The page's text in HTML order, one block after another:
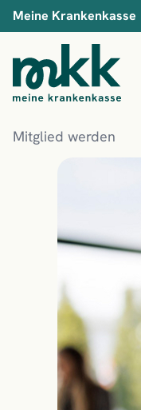
Meine Krankenkasse
Mitglied werden